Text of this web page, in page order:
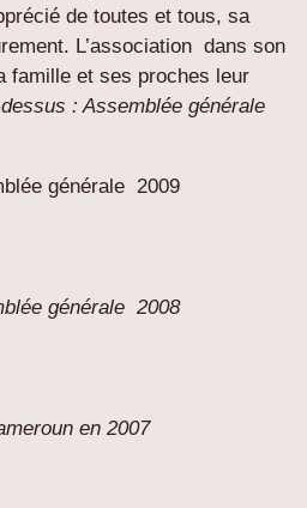
de toutes et tous, sa
L’association dans son
famille et ses proches leur
: Assemblée générale
générale 2009
générale 2008
en 2007